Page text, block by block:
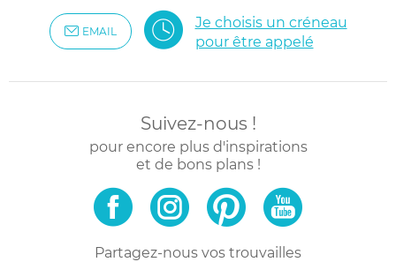
EMAIL
Je choisis un créneau
pour être appelé
Suivez-nous !
pour encore plus d'inspirations
et de bons plans !
Partagez-nous vos trouvailles